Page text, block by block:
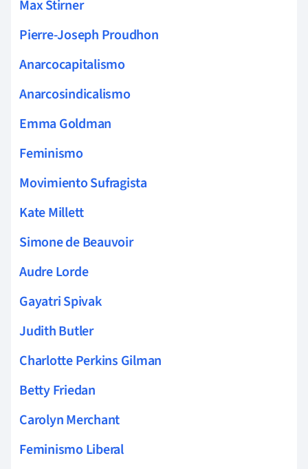
Max Stirner
Pierre-Joseph Proudhon
Anarcocapitalismo
Anarcosindicalismo
Emma Goldman
Feminismo
Movimiento Sufragista
Kate Millett
Simone de Beauvoir
Audre Lorde
Gayatri Spivak
Judith Butler
Charlotte Perkins Gilman
Betty Friedan
Carolyn Merchant
Feminismo Liberal